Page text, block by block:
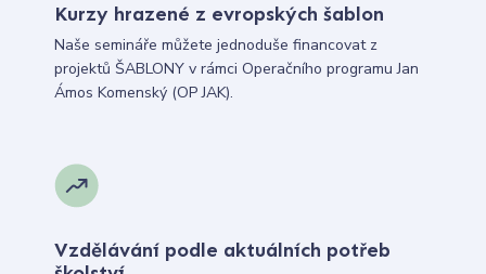
Kurzy hrazené z evropských šablon
Naše semináře můžete jednoduše financovat z
projektů ŠABLONY v rámci Operačního programu Jan
Ámos Komenský (OP JAK).
Vzdělávání podle aktuálních potřeb